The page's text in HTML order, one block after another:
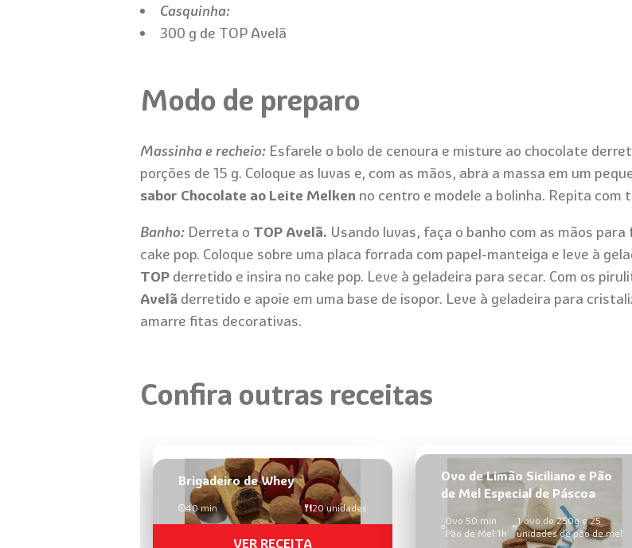
Casquinha:
300 g de TOP Avelã
Modo de preparo
Massinha e recheio: Esfarele o bolo de cenoura e misture ao chocolate
porções de 15 g. Coloque as luvas e, com as mãos, abra a massa em um
sabor Chocolate ao Leite Melken no centro e modele a bolinha. Repita com
Banho: Derreta o TOP Avelã. Usando luvas, faça o banho com as mãos para
cake pop. Coloque sobre uma placa forrada com papel-manteiga e leve à
TOP derretido e insira no cake pop. Leve à geladeira para secar. Com os
Avelã derretido e apoie em uma base de isopor. Leve à geladeira para
amarre fitas decorativas.
Confira outras receitas
Brigadeiro de Whey
40 min 20 unidades
VER RECEITA
Ovo de Limão Siciliano e Pão
de Mel Especial de Páscoa
Ovo 50 min
Pão de Mel 1h
1 ovo de 250g e 25
unidades de pão de mel